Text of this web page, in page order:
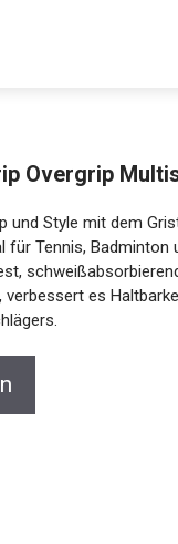
Overgrip
und Style mit dem
Tennis, Badminton
es
anschauen